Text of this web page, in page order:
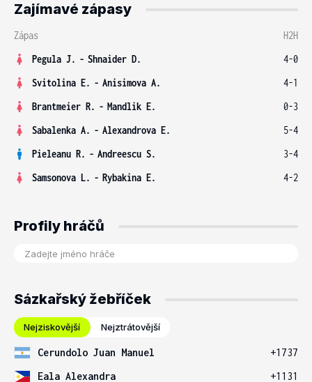
Zajímavé zápasy
Zápas
H2H
Pegula J. - Shnaider D.
4-0
Svitolina E. - Anisimova A.
4-1
Brantmeier R. - Mandlik E.
0-3
Sabalenka A. - Alexandrova E.
5-4
Pieleanu R. - Andreescu S.
3-4
Samsonova L. - Rybakina E. 4-2
Profily hráčů
Sázkařský žebříček
Nejziskovější Nejztrátovější
Cerundolo Juan Manuel
+1737
Eala Alexandra
+1131